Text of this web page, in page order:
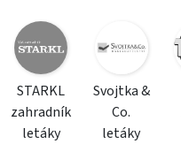
STARKL
zahradník
letáky
Svojtka &
Co.
letáky